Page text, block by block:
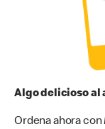
Algo delicioso al
Ordena ahora con